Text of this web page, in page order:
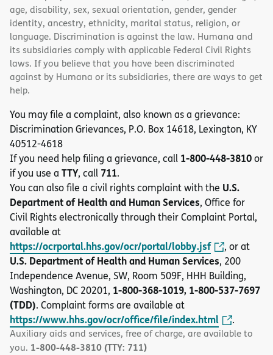
age, disability, sex, sexual orientation, gender, gender
identity, ancestry, ethnicity, marital status, religion, or
language. Discrimination is against the law. Humana and
its subsidiaries comply with applicable Federal Civil Rights
laws. If you believe that you have been discriminated
against by Humana or its subsidiaries, there are ways to get
help.
You may file a complaint, also known as a grievance:
Discrimination Grievances, P.O. Box 14618, Lexington, KY
40512-4618
If you need help filing a grievance, call 1-800-448-3810or
if you use a TTY, call 711.
You can also file a civil rights complaint with the U.S.
Department of Health and Human Services, Office for
Civil Rights electronically through their Complaint Portal,
available at
https://ocrportal.hhs.gov/ocr/portal/lobby.jsf , or at
U.S. Department of Health and Human Services, 200
Independence Avenue, SW, Room 509F, HHH Building,
Washington, DC 20201, 1-800-368-1019, 1-800-537-7697
(TDD). Complaint forms are available at
https://www.hhs.gov/ocr/office/file/index.html .
Auxiliary aids and services, free of charge, are available to
you. 1-800-448-3810 (TTY: 711)